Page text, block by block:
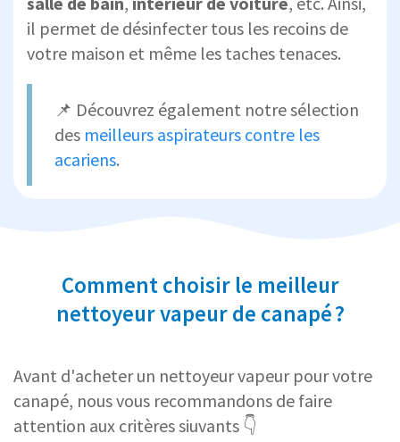
il permet de désinfecter tous les recoins de
votre maison et même les taches tenaces.
📌 Découvrez également notre sélection
des meilleurs aspirateurs contre les
acariens.
Comment choisir le meilleur
nettoyeur vapeur de canapé ?
Avant d'acheter un nettoyeur vapeur pour votre
canapé, nous vous recommandons de faire
attention aux critères siuvants 👇